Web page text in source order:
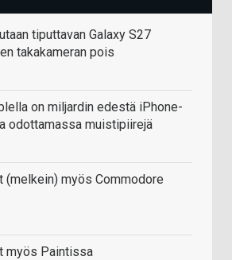
tiputtavan Galaxy S27
takakameran pois
on miljardin edestä iPhone-
odottamassa muistipiirejä
(melkein) myös Commodore
myös Paintissa